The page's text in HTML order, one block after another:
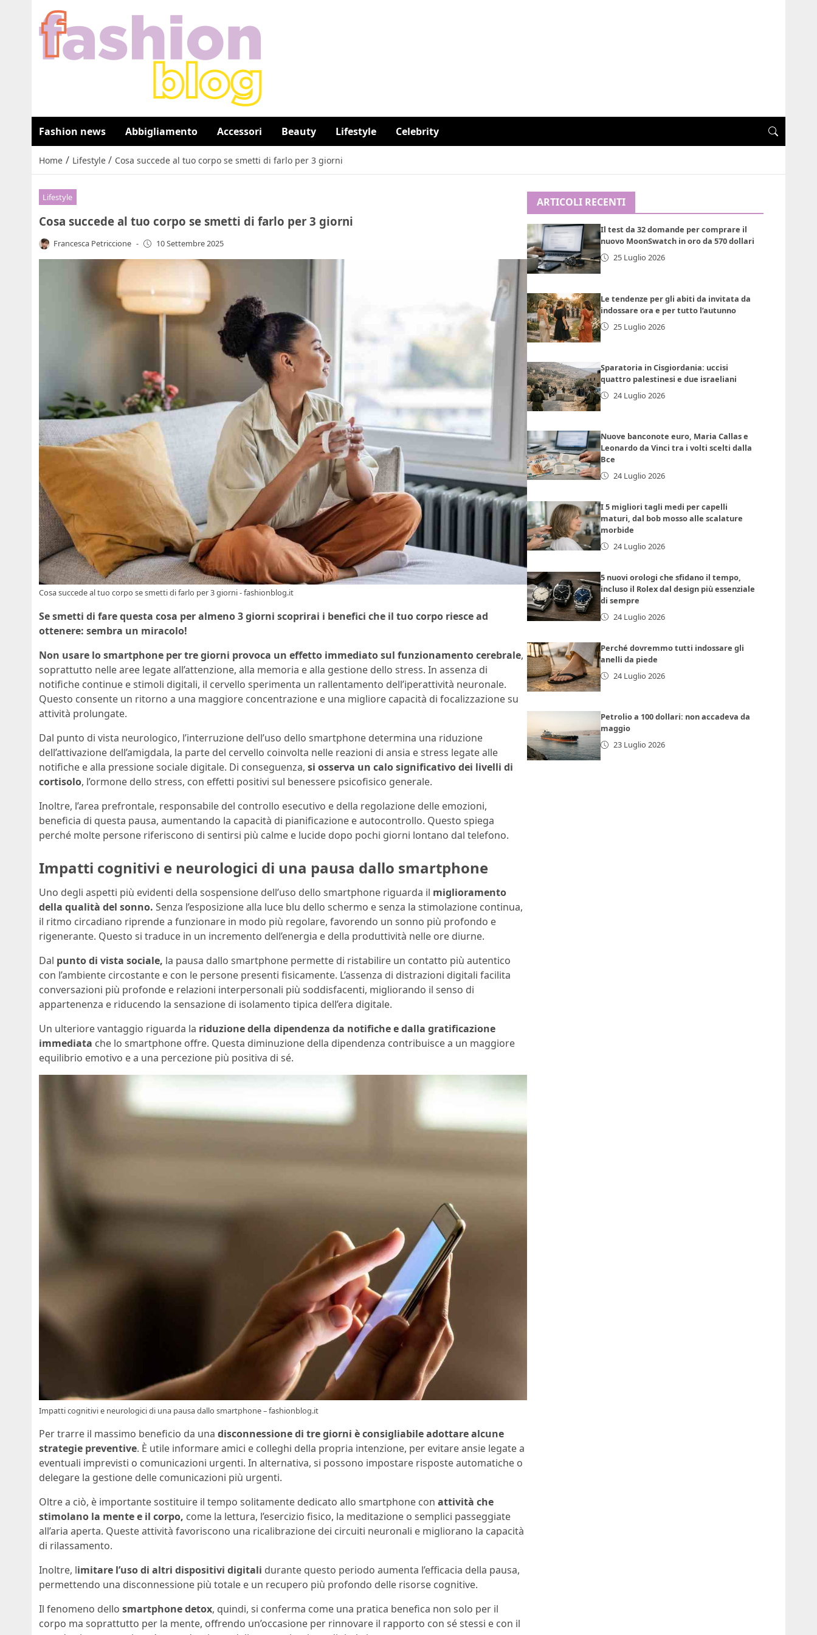
Fashion news Abbigliamento Accessori Beauty Lifestyle Celebrity
Home / Lifestyle / Cosa succede al tuo corpo se smetti di farlo per 3 giorni
Lifestyle
Cosa succede al tuo corpo se smetti di farlo per 3 giorni
Francesca Petriccione - 10 Settembre 2025
Cosa succede al tuo corpo se smetti di farlo per 3 giorni - fashionblog.it
Se smetti di fare questa cosa per almeno 3 giorni scoprirai i benefici che il tuo corpo riesce ad
ottenere: sembra un miracolo!
Non usare lo smartphone per tre giorni provoca un effetto immediato sul funzionamento cerebrale,
soprattutto nelle aree legate all’attenzione, alla memoria e alla gestione dello stress. In assenza di
notifiche continue e stimoli digitali, il cervello sperimenta un rallentamento dell’iperattività neuronale.
Questo consente un ritorno a una maggiore concentrazione e una migliore capacità di focalizzazione su
attività prolungate.
Dal punto di vista neurologico, l’interruzione dell’uso dello smartphone determina una riduzione
dell’attivazione dell’amigdala, la parte del cervello coinvolta nelle reazioni di ansia e stress legate alle
notifiche e alla pressione sociale digitale. Di conseguenza, si osserva un calo significativo dei livelli di
cortisolo, l’ormone dello stress, con effetti positivi sul benessere psicofisico generale.
Inoltre, l’area prefrontale, responsabile del controllo esecutivo e della regolazione delle emozioni,
beneficia di questa pausa, aumentando la capacità di pianificazione e autocontrollo. Questo spiega
perché molte persone riferiscono di sentirsi più calme e lucide dopo pochi giorni lontano dal telefono.
Impatti cognitivi e neurologici di una pausa dallo smartphone
Uno degli aspetti più evidenti della sospensione dell’uso dello smartphone riguarda il miglioramento
della qualità del sonno. Senza l’esposizione alla luce blu dello schermo e senza la stimolazione continua,
il ritmo circadiano riprende a funzionare in modo più regolare, favorendo un sonno più profondo e
rigenerante. Questo si traduce in un incremento dell’energia e della produttività nelle ore diurne.
Dal punto di vista sociale, la pausa dallo smartphone permette di ristabilire un contatto più autentico
con l’ambiente circostante e con le persone presenti fisicamente. L’assenza di distrazioni digitali facilita
conversazioni più profonde e relazioni interpersonali più soddisfacenti, migliorando il senso di
appartenenza e riducendo la sensazione di isolamento tipica dell’era digitale.
Un ulteriore vantaggio riguarda la riduzione della dipendenza da notifiche e dalla gratificazione
immediata che lo smartphone offre. Questa diminuzione della dipendenza contribuisce a un maggiore
equilibrio emotivo e a una percezione più positiva di sé.
Impatti cognitivi e neurologici di una pausa dallo smartphone – fashionblog.it
Per trarre il massimo beneficio da una disconnessione di tre giorni è consigliabile adottare alcune
strategie preventive. È utile informare amici e colleghi della propria intenzione, per evitare ansie legate a
eventuali imprevisti o comunicazioni urgenti. In alternativa, si possono impostare risposte automatiche o
delegare la gestione delle comunicazioni più urgenti.
Oltre a ciò, è importante sostituire il tempo solitamente dedicato allo smartphone con attività che
stimolano la mente e il corpo, come la lettura, l’esercizio fisico, la meditazione o semplici passeggiate
all’aria aperta. Queste attività favoriscono una ricalibrazione dei circuiti neuronali e migliorano la capacità
di rilassamento.
Inoltre, limitare l’uso di altri dispositivi digitali durante questo periodo aumenta l’efficacia della pausa,
permettendo una disconnessione più totale e un recupero più profondo delle risorse cognitive.
Il fenomeno dello smartphone detox, quindi, si conferma come una pratica benefica non solo per il
corpo ma soprattutto per la mente, offrendo un’occasione per rinnovare il rapporto con sé stessi e con il
ARTICOLI RECENTI
Il test da 32 domande per comprare il
nuovo MoonSwatch in oro da 570 dollari
25 Luglio 2026
Le tendenze per gli abiti da invitata da
indossare ora e per tutto l’autunno
25 Luglio 2026
Sparatoria in Cisgiordania: uccisi
quattro palestinesi e due israeliani
24 Luglio 2026
Nuove banconote euro, Maria Callas e
Leonardo da Vinci tra i volti scelti dalla
Bce
24 Luglio 2026
I 5 migliori tagli medi per capelli
maturi, dal bob mosso alle scalature
morbide
24 Luglio 2026
5 nuovi orologi che sfidano il tempo,
incluso il Rolex dal design più essenziale
di sempre
24 Luglio 2026
Perché dovremmo tutti indossare gli
anelli da piede
24 Luglio 2026
Petrolio a 100 dollari: non accadeva da
maggio
23 Luglio 2026